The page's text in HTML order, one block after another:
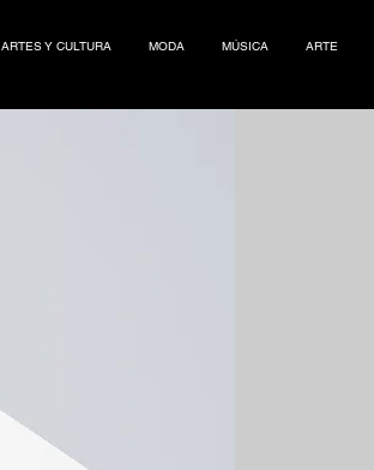
ARTES Y CULTURA MODA MÚSICA ARTE